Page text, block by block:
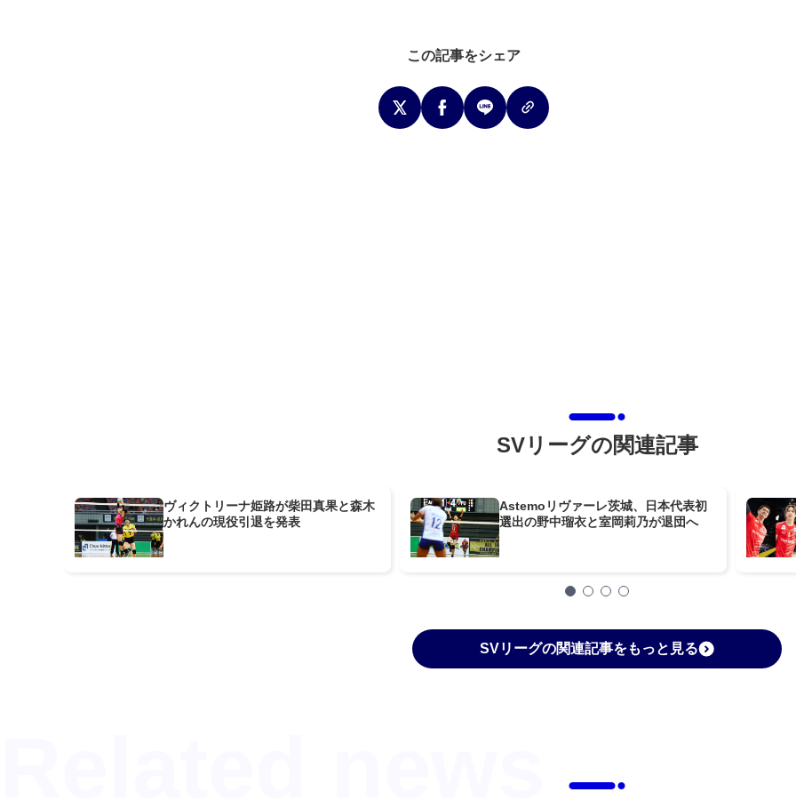
この記事をシェア
SVリーグの関連記事
ヴィクトリーナ姫路が柴田真果と森木
かれんの現役引退を発表
Astemoリヴァーレ茨城、日本代表初
選出の野中瑠衣と室岡莉乃が退団へ
SVリーグの関連記事をもっと見る